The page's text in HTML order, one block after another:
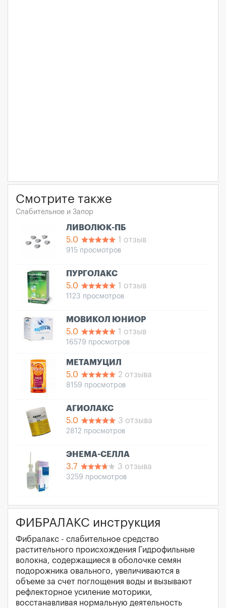
Смотрите также
Слабительное и Запор
ЛИВОЛЮК-ПБ
5.0
1 отзыв
915 просмотров
ПУРГОЛАКС
5.0
1 отзыв
1123 просмотров
МОВИКОЛ ЮНИОР
5.0
1 отзыв
16579 просмотров
МЕТАМУЦИЛ
5.0
2 отзыва
8159 просмотров
АГИОЛАКС
5.0
3 отзыва
2812 просмотров
ЭНЕМА-СЕЛЛА
3.7
3 отзыва
3259 просмотров
ФИБРАЛАКС инструкция
Фибралакс - слабительное средство
растительного происхождения Гидрофильные
волокна, содержащиеся в оболочке семян
подорожника овального, увеличиваются в
объеме за счет поглощения воды и вызывают
рефлекторное усиление моторики,
восстанавливая нормальную деятельность